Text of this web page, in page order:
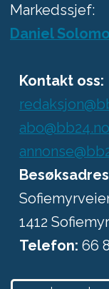
Markedssjef:
Daniel
Kontakt oss:
abo@bb24.no
1412 Sofiemyr
Telefon:66